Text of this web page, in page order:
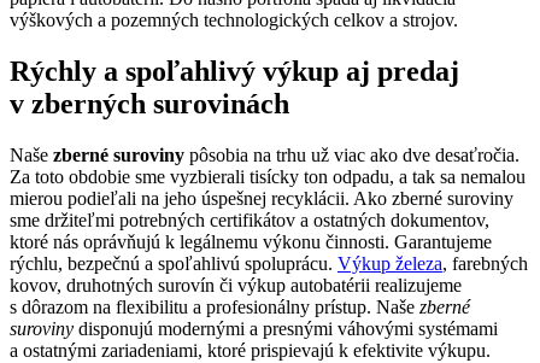
výškových a pozemných technologických celkov a strojov.
Rýchly a spoľahlivý výkup aj predaj
v zberných surovinách
Naše zberné suroviny pôsobia na trhu už viac ako dve desaťročia.
Za toto obdobie sme vyzbierali tisícky ton odpadu, a tak sa nemalou
mierou podieľali na jeho úspešnej recyklácii. Ako zberné suroviny
sme držiteľmi potrebných certifikátov a ostatných dokumentov,
ktoré nás oprávňujú k legálnemu výkonu činnosti. Garantujeme
rýchlu, bezpečnú a spoľahlivú spoluprácu. Výkup železa, farebných
kovov, druhotných surovín či výkup autobatérii realizujeme
s dôrazom na flexibilitu a profesionálny prístup. Naše zberné
suroviny disponujú modernými a presnými váhovými systémami
a ostatnými zariadeniami, ktoré prispievajú k efektivite výkupu.